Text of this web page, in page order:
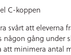
C-koppen
svårt att eleverna
någon gång under
att minimera antal